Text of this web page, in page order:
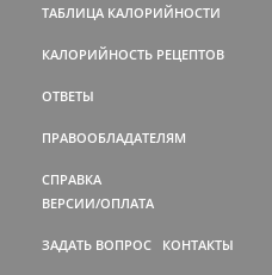
ТАБЛИЦА КАЛОРИЙНОСТИ
КАЛОРИЙНОСТЬ РЕЦЕПТОВ
ОТВЕТЫ
ПРАВООБЛАДАТЕЛЯМ
СПРАВКА
ВЕРСИИ/ОПЛАТА
ЗАДАТЬ ВОПРОС КОНТАКТЫ